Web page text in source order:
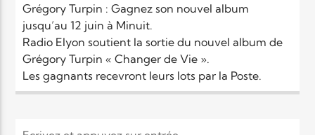
Grégory Turpin : Gagnez son nouvel album
jusqu’au 12 juin à Minuit.
Radio Elyon soutient la sortie du nouvel album de
Grégory Turpin « Changer de Vie ».
Les gagnants recevront leurs lots par la Poste.